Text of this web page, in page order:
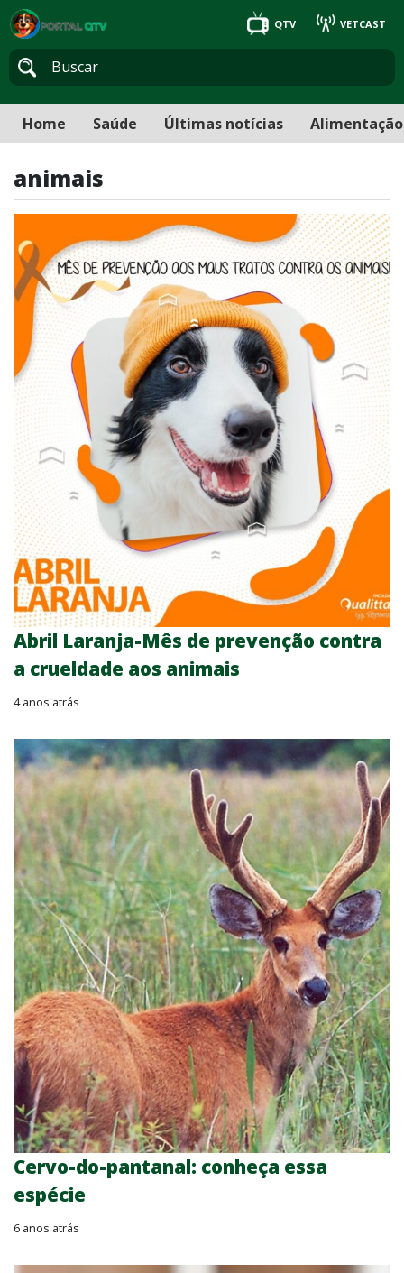
QTV VETCAST
Home Saúde Últimas notícias Alimentação
animais
Abril Laranja-Mês de prevenção contra
a crueldade aos animais
4 anos atrás
Cervo-do-pantanal: conheça essa
espécie
6 anos atrás